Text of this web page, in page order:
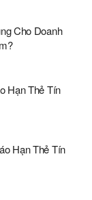
Cho Doanh
Hạn Thẻ Tín
Hạn Thẻ Tín